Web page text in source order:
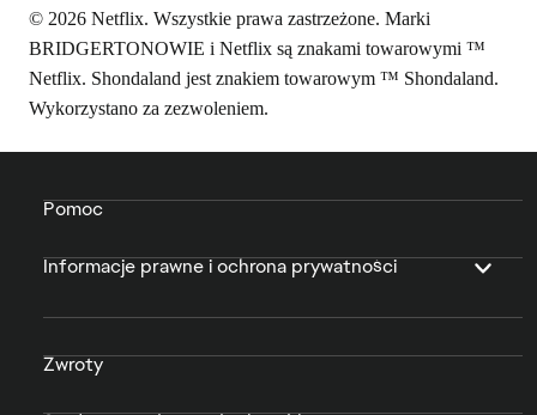
© 2026 Netflix. Wszystkie prawa zastrzeżone. Marki
BRIDGERTONOWIE i Netflix są znakami towarowymi ™
Netflix. Shondaland jest znakiem towarowym ™ Shondaland.
Wykorzystano za zezwoleniem.
Pomoc
Informacje prawne i ochrona prywatności
Zwroty